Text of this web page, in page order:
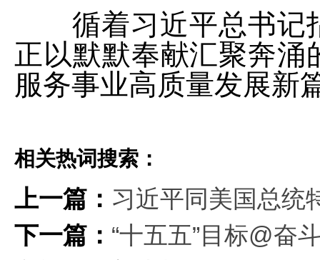
循着习近平总书记
正以默默奉献汇聚奔
服务事业高质量发展新
相关热词搜索：
上一篇： 习近平同美国总统
下一篇： “十五五”目标@奋